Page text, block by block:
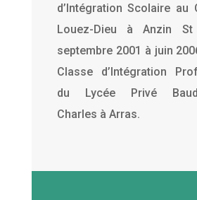
d’Intégration Scolaire au
Louez-Dieu à Anzin
septembre 2001 à juin
Classe d’Intégration
du Lycée Privé
Charles à Arras.